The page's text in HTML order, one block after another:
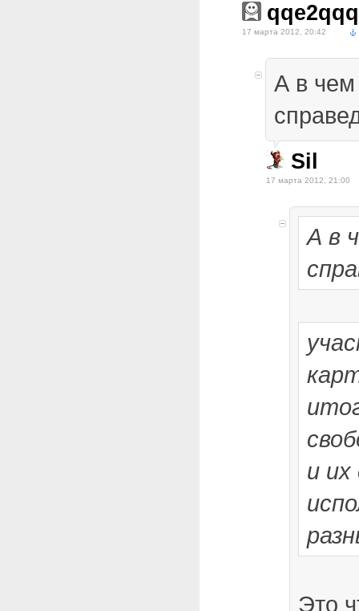
17 марта 2012, 20:42
А в
Sil
17 марта 2012, 21:00
А в
и их
Это